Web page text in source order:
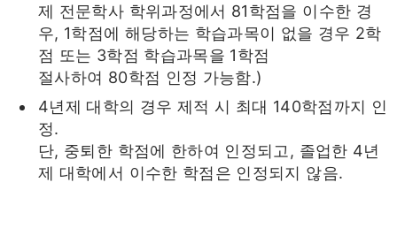
제 전문학사 학위과정에서 81학점을 이수한 경
우, 1학점에 해당하는 학습과목이 없을 경우 2학
점 또는 3학점 학습과목을 1학점
절사하여 80학점 인정 가능함.)
4년제 대학의 경우 제적 시 최대 140학점까지 인
정.
단, 중퇴한 학점에 한하여 인정되고, 졸업한 4년
제 대학에서 이수한 학점은 인정되지 않음.